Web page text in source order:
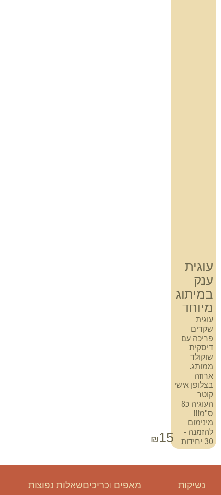
עוגית
ענק
במיתוג
מיוחד
עוגית
שקדים
פריכה עם
דיסקית
שוקולד
ממותג.
ארוזה
בצלופן אישי
קוטר
העוגיה כ8
ס"מ!!!
מינימום
להזמנה -
30 יחידות
₪15
שאלות נפוצות
נשיקות
מאפים וכריכים